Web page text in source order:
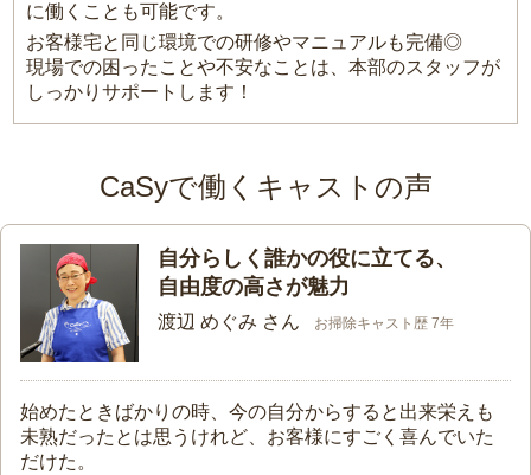
に働くことも可能です。
お客様宅と同じ環境での研修やマニュアルも完備◎
現場での困ったことや不安なことは、本部のスタッフが
しっかりサポートします！
CaSyで働くキャストの声
自分らしく誰かの役に立てる、
自由度の高さが魅力
渡辺 めぐみ さん お掃除キャスト歴 7年
始めたときばかりの時、今の自分からすると出来栄えも
未熟だったとは思うけれど、お客様にすごく喜んでいた
だけた。